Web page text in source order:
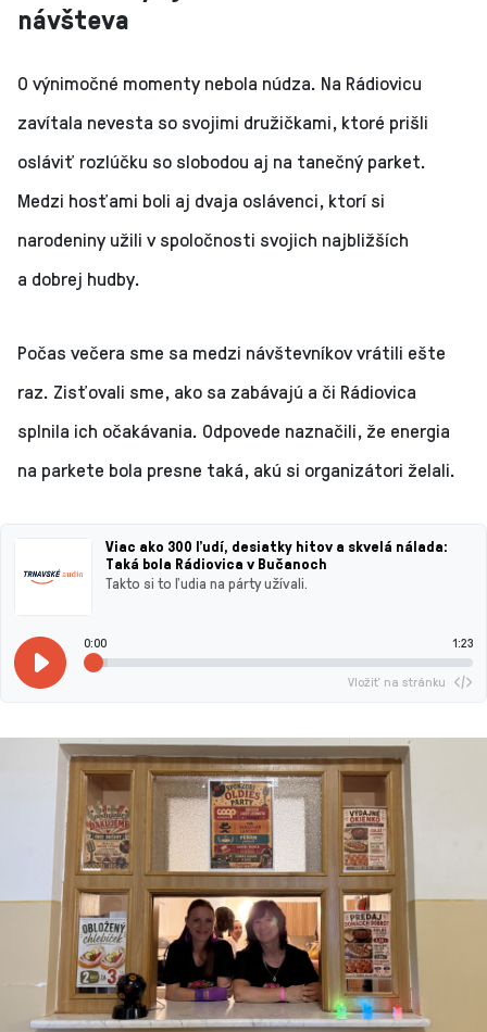
návšteva
O výnimočné momenty nebola núdza. Na Rádiovicu
zavítala nevesta so svojimi družičkami, ktoré prišli
osláviť rozlúčku so slobodou aj na tanečný parket.
Medzi hosťami boli aj dvaja oslávenci, ktorí si
narodeniny užili v spoločnosti svojich najbližších
a dobrej hudby.
Počas večera sme sa medzi návštevníkov vrátili ešte
raz. Zisťovali sme, ako sa zabávajú a či Rádiovica
splnila ich očakávania. Odpovede naznačili, že energia
na parkete bola presne taká, akú si organizátori želali.
Viac ako 300 ľudí, desiatky hitov a skvelá nálada:
Taká bola Rádiovica v Bučanoch
Takto si to ľudia na párty užívali.
0:00 1:23
Vložiť na stránku